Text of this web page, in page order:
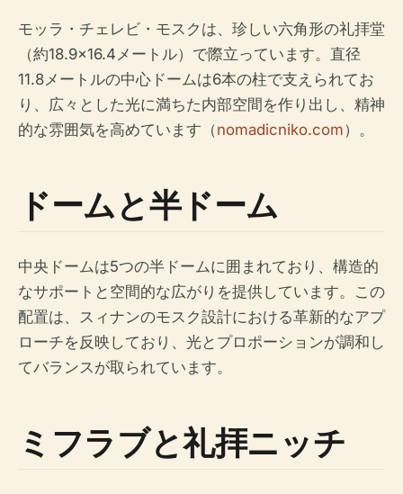
モッラ・チェレビ・モスクは、珍しい六角形の礼拝堂
（約18.9×16.4メートル）で際立っています。直径
11.8メートルの中心ドームは6本の柱で支えられてお
り、広々とした光に満ちた内部空間を作り出し、精神
的な雰囲気を高めています（nomadicniko.com）。
ドームと半ドーム
中央ドームは5つの半ドームに囲まれており、構造的
なサポートと空間的な広がりを提供しています。この
配置は、スィナンのモスク設計における革新的なアプ
ローチを反映しており、光とプロポーションが調和し
てバランスが取られています。
ミフラブと礼拝ニッチ